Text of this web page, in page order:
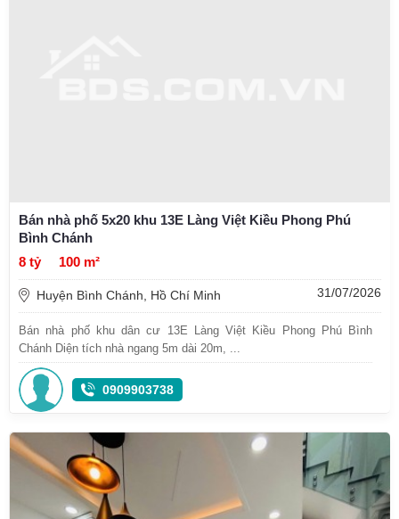
Bán nhà phố 5x20 khu 13E Làng Việt Kiều Phong Phú
Bình Chánh
8 tỷ
100 m²
Huyện Bình Chánh, Hồ Chí Minh 31/07/2026
Bán nhà phố khu dân cư 13E Làng Việt Kiều Phong Phú Bình
Chánh Diện tích nhà ngang 5m dài 20m, ...
0909903738